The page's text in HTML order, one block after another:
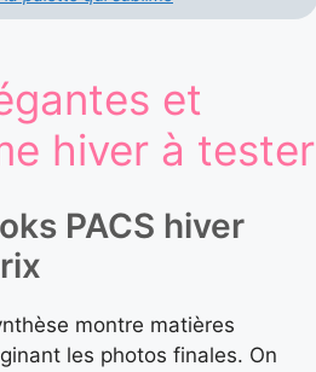
et
hiver à tester
PACS hiver
montre matières
les photos finales. On